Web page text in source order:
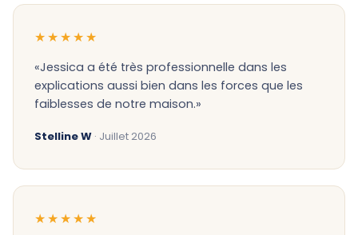
★★★★★
«Jessica a été très professionnelle dans les
explications aussi bien dans les forces que les
faiblesses de notre maison.»
Stelline W · Juillet 2026
★★★★★